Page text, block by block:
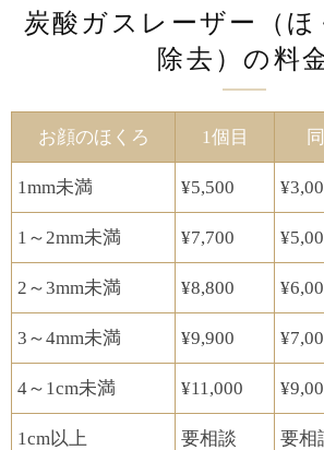
炭酸ガスレーザー（
除去）の料
お顔のほくろ 1個目
1mm未満 ¥5,500
1～2mm未満 ¥7,700
2～3mm未満 ¥8,800
3～4mm未満 ¥9,900
4～1cm未満 ¥11,000
1cm以上 ​要相談 要相